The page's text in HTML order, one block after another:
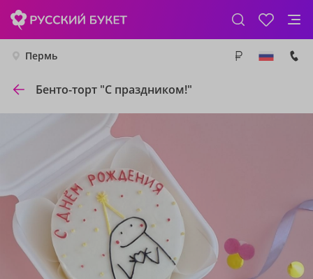
Пермь
Бенто-торт "С праздником!"